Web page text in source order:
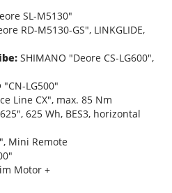
SL-M5130"
RD-M5130-GS", LINKGLIDE,
SHIMANO "Deore CS-LG600",
"CN-LG500"
Line CX", max. 85 Nm
625 Wh, BES3, horizontal
Mini Remote
Motor +